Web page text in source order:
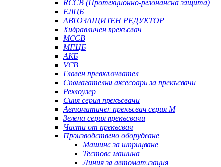
RCCB (Протекционно-резонансна защита)
ЕЛЦБ
АВТОЗАЩИТЕН РЕДУКТОР
Хидравличен прекъсвач
MCCB
МПЦБ
АКБ
VCB
Главен превключвател
Спомагателни аксесоари за прекъсвачи
Реклоузер
Синя серия прекъсвачи
Автоматичен прекъсвач серия M
Зелена серия прекъсвачи
Части от прекъсвач
Производствено оборудване
Машина за шприцване
Тестова машина
Линия за автоматизация